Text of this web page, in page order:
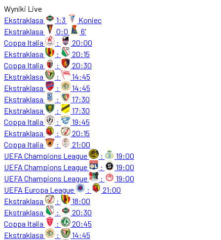
Wyniki Live
Ekstraklasa
1:3
Koniec
Ekstraklasa
0:0
6'
Coppa Italia
:
20:00
Ekstraklasa
:
20:15
Coppa Italia
:
20:30
Ekstraklasa
:
14:45
Ekstraklasa
:
14:45
Ekstraklasa
:
17:30
Ekstraklasa
:
17:30
Coppa Italia
:
19:45
Ekstraklasa
:
20:15
Coppa Italia
:
21:00
UEFA Champions League
:
19:00
UEFA Champions League
:
19:00
UEFA Champions League
:
19:00
UEFA Europa League
:
21:00
Ekstraklasa
:
18:00
Ekstraklasa
:
20:30
Coppa Italia
:
20:45
Ekstraklasa
:
14:45